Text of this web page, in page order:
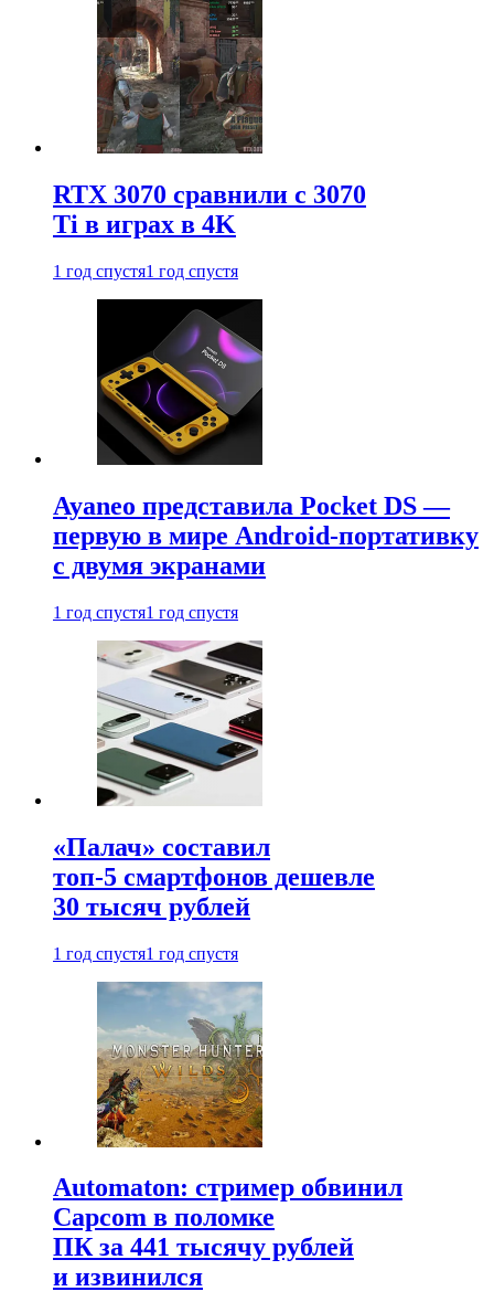
RTX 3070 сравнили с 3070
Ti в играх в 4K
1 год спустя1 год спустя
Ayaneo представила Pocket DS —
первую в мире Android-портативку
с двумя экранами
1 год спустя1 год спустя
«Палач» составил
топ-5 смартфонов дешевле
30 тысяч рублей
1 год спустя1 год спустя
Automaton: стример обвинил
Capcom в поломке
ПК за 441 тысячу рублей
и извинился